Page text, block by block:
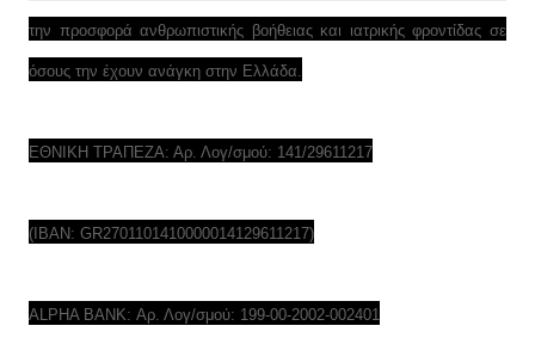
την προσφορά ανθρωπιστικής βοήθειας και ιατρικής φροντίδας σε
όσους την έχουν ανάγκη στην Ελλάδα.
ΕΘΝΙΚΗ ΤΡΑΠΕΖΑ: Αρ. Λογ/σμού: 141/29611217
(IBAN: GR2701101410000014129611217)
ALPHA BANK: Αρ. Λογ/σμού: 199-00-2002-002401